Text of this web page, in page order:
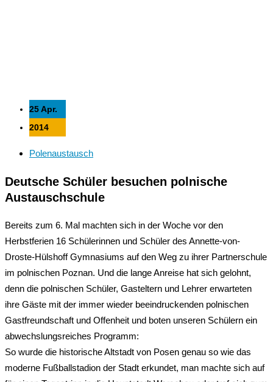
25 Apr.
2014
Polenaustausch
Deutsche Schüler besuchen polnische
Austauschschule
Bereits zum 6. Mal machten sich in der Woche vor den
Herbstferien 16 Schülerinnen und Schüler des Annette-von-
Droste-Hülshoff Gymnasiums auf den Weg zu ihrer Partnerschule
im polnischen Poznan. Und die lange Anreise hat sich gelohnt,
denn die polnischen Schüler, Gasteltern und Lehrer erwarteten
ihre Gäste mit der immer wieder beeindruckenden polnischen
Gastfreundschaft und Offenheit und boten unseren Schülern ein
abwechslungsreiches Programm:
So wurde die historische Altstadt von Posen genau so wie das
moderne Fußballstadion der Stadt erkundet, man machte sich auf